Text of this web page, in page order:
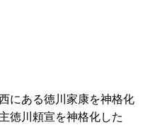
にある徳川家康を神格化
徳川頼宣を神格化した